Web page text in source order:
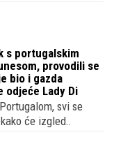
s portugalskim
provodili se
bio i gazda
odjeće Lady Di
svi se
će izgled..